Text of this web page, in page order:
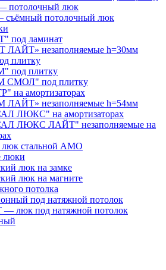
люк
потолочный люк
ламинат
незаполняемые h=30мм
плитку
под плитку
под плитку
на амортизаторах
незаполняемые h=54мм
ЛЮКС" на амортизаторах
ЛЮКС ЛАЙТ" незаполняемые на
стальной АМО
люки
люк на замке
люк на магните
потолка
под натяжной потолок
люк под натяжной потолок